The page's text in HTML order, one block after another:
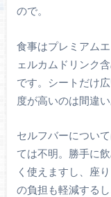
ので。
食事はプレミアム
ェルカムドリンク
です。シートだけ
度が高いのは間違い
セルフバーについ
ては不明。勝手に
く使えますし、座
の負担も軽減する